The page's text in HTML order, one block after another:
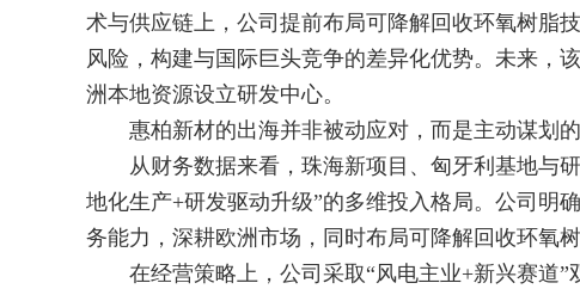
术与供应链上，公司提前布局可降解回收环氧树脂
风险，构建与国际巨头竞争的差异化优势。未来，
洲本地资源设立研发中心。
惠柏新材的出海并非被动应对，而是主动谋划的
从财务数据来看，珠海新项目、匈牙利基地与研
地化生产+研发驱动升级”的多维投入格局。公司明
务能力，深耕欧洲市场，同时布局可降解回收环氧
在经营策略上，公司采取“风电主业+新兴赛道”